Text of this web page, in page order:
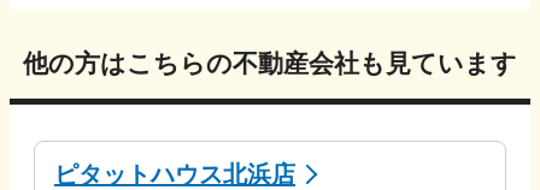
他の方はこちらの不動産会社も見ています
ピタットハウス北浜店